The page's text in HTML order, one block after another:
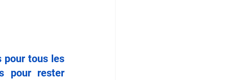
pour tous les
pour rester